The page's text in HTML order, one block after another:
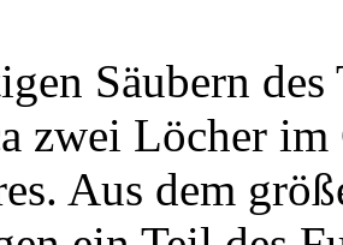
Säubern
zwei Löcher im
Aus dem